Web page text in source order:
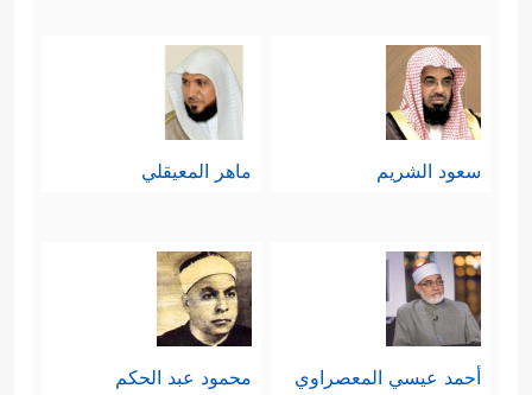
سعود الشريم ماهر المعيقلي
أحمد عيسي المعصراوي محمود عبد الحكم